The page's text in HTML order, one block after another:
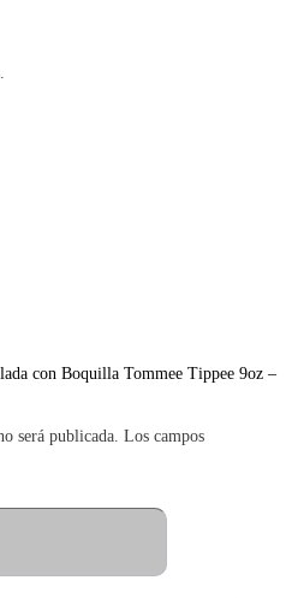
con Boquilla Tommee Tippee 9oz –
será publicada. Los campos